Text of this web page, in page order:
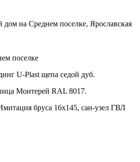
на Среднем поселке, Ярославская
поселке
U-Plast щепа седой дуб.
Монтерей RAL 8017.
бруса 16х145, сан-узел ГВЛ